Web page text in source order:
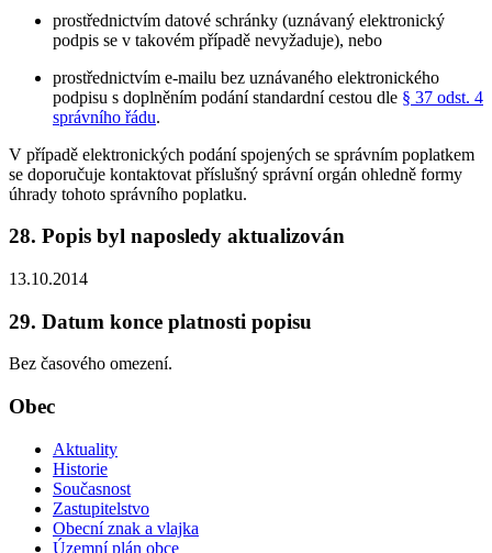
prostřednictvím datové schránky (uznávaný elektronický
podpis se v takovém případě nevyžaduje), nebo
prostřednictvím e-mailu bez uznávaného elektronického
podpisu s doplněním podání standardní cestou dle § 37 odst. 4
správního řádu.
V případě elektronických podání spojených se správním poplatkem
se doporučuje kontaktovat příslušný správní orgán ohledně formy
úhrady tohoto správního poplatku.
28. Popis byl naposledy aktualizován
13.10.2014
29. Datum konce platnosti popisu
Bez časového omezení.
Obec
Aktuality
Historie
Současnost
Zastupitelstvo
Obecní znak a vlajka
Územní plán obce